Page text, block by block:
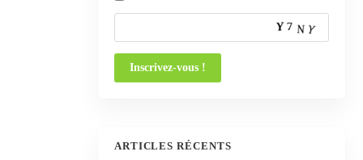
ARTICLES RÉCENTS